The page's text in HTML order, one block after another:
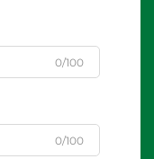
0/100
0/100